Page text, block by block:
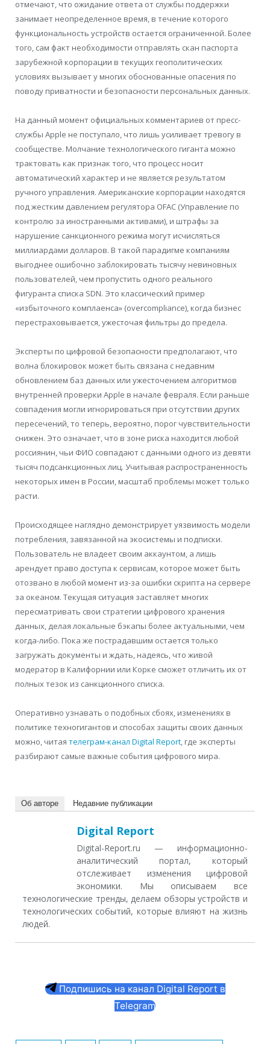
отмечают, что ожидание ответа от службы поддержки
занимает неопределенное время, в течение которого
функциональность устройств остается ограниченной. Более
того, сам факт необходимости отправлять скан паспорта
зарубежной корпорации в текущих геополитических
условиях вызывает у многих обоснованные опасения по
поводу приватности и безопасности персональных данных.
На данный момент официальных комментариев от пресс-
службы Apple не поступало, что лишь усиливает тревогу в
сообществе. Молчание технологического гиганта можно
трактовать как признак того, что процесс носит
автоматический характер и не является результатом
ручного управления. Американские корпорации находятся
под жестким давлением регулятора OFAC (Управление по
контролю за иностранными активами), и штрафы за
нарушение санкционного режима могут исчисляться
миллиардами долларов. В такой парадигме компаниям
выгоднее ошибочно заблокировать тысячу невиновных
пользователей, чем пропустить одного реального
фигуранта списка SDN. Это классический пример
«избыточного комплаенса» (overcompliance), когда бизнес
перестраховывается, ужесточая фильтры до предела.
Эксперты по цифровой безопасности предполагают, что
волна блокировок может быть связана с недавним
обновлением баз данных или ужесточением алгоритмов
внутренней проверки Apple в начале февраля. Если раньше
совпадения могли игнорироваться при отсутствии других
пересечений, то теперь, вероятно, порог чувствительности
снижен. Это означает, что в зоне риска находится любой
россиянин, чьи ФИО совпадают с данными одного из девяти
тысяч подсанкционных лиц. Учитывая распространенность
некоторых имен в России, масштаб проблемы может только
расти.
Происходящее наглядно демонстрирует уязвимость модели
потребления, завязанной на экосистемы и подписки.
Пользователь не владеет своим аккаунтом, а лишь
арендует право доступа к сервисам, которое может быть
отозвано в любой момент из-за ошибки скрипта на сервере
за океаном. Текущая ситуация заставляет многих
пересматривать свои стратегии цифрового хранения
данных, делая локальные бэкапы более актуальными, чем
когда-либо. Пока же пострадавшим остается только
загружать документы и ждать, надеясь, что живой
модератор в Калифорнии или Корке сможет отличить их от
полных тезок из санкционного списка.
Оперативно узнавать о подобных сбоях, изменениях в
политике техногигантов и способах защиты своих данных
можно, читая телеграм-канал Digital Report, где эксперты
разбирают самые важные события цифрового мира.
Об авторе Недавние публикации
Digital Report
Digital-Report.ru — информационно-
аналитический портал, который
отслеживает изменения цифровой
экономики. Мы описываем все
технологические тренды, делаем обзоры устройств и
технологических событий, которые влияют на жизнь
людей.
Подпишись на канал Digital Report в
Telegram